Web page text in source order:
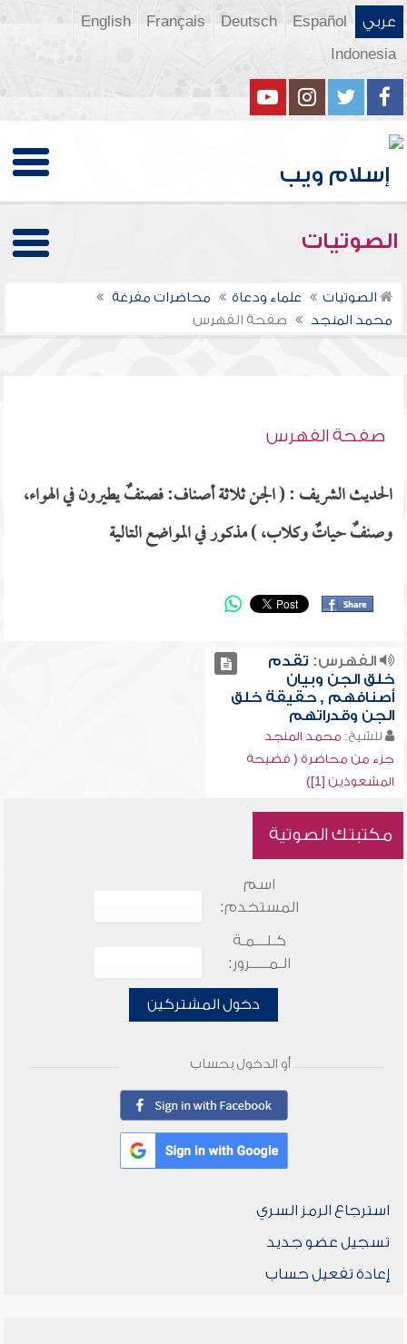
عربي Español
Deutsch
Français
English
Indonesia
الصوتيات
الصوتيات علماء ودعاة
محاضرات مفرغة
محمد المنجد
صفحة الفهرس
صفحة الفهرس
الحديث الشريف : ( الجن ثلاثة أصناف: فصنفٌ يطيرون في الهواء،
وصنفٌ حياتٌ وكلاب، ) مذكور في المواضع التالية
الفهرس: تقدم
خلق الجن وبيان
أصنافهم , حقيقة خلق
الجن وقدراتهم
للشيخ: محمد المنجد
جزء من محاضرة ( فضيحة
المشعوذين [1])
مكتبتك الصوتية
اسم
المستخدم:
كـلـــمـة
الـمـــــرور:
دخول المشتركين
أو الدخول بحساب
استرجاع الرمز السري
تسجيل عضو جديد
إعادة تفعيل حساب